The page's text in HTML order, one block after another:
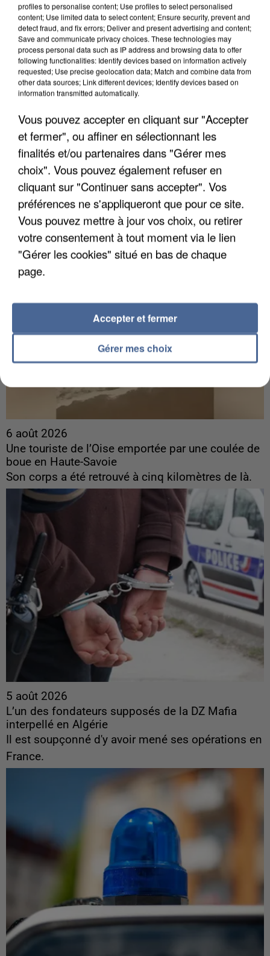
6 août 2026
Gabriel Attal et Raphaël Glucksmann visés par des
ingérences...
Sollicité, Sébastien Lecornu annonce un "travail
commun" avec les partis à la rentrée.
6 août 2026
Une touriste de l’Oise emportée par une coulée de
boue en Haute-Savoie
Son corps a été retrouvé à cinq kilomètres de là.
5 août 2026
L’un des fondateurs supposés de la DZ Mafia
interpellé en Algérie
Il est soupçonné d'y avoir mené ses opérations en
France.
profiles to personalise content; Use profiles to select personalised
content; Use limited data to select content; Ensure security, prevent and
detect fraud, and fix errors; Deliver and present advertising and content;
Save and communicate privacy choices. These technologies may
process personal data such as IP address and browsing data to offer
following functionalities: Identify devices based on information actively
requested; Use precise geolocation data; Match and combine data from
other data sources; Link different devices; Identify devices based on
information transmitted automatically.
Vous pouvez accepter en cliquant sur "Accepter
et fermer", ou affiner en sélectionnant les
finalités et/ou partenaires dans "Gérer mes
choix". Vous pouvez également refuser en
cliquant sur "Continuer sans accepter". Vos
préférences ne s'appliqueront que pour ce site.
Vous pouvez mettre à jour vos choix, ou retirer
votre consentement à tout moment via le lien
"Gérer les cookies" situé en bas de chaque
page.
Gérer mes choix
Accepter et fermer